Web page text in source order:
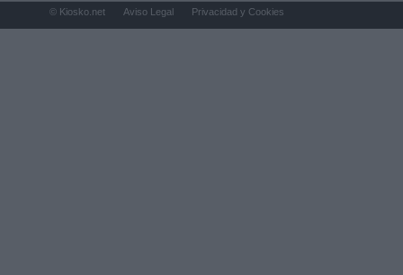
© Kiosko.net Aviso Legal Privacidad y Cookies